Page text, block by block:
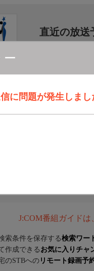
ー
に問題が発生しま
直近の放送
J:COM番組ガイドは
索条件を保存する検索ワー
作成できる お気に入りチャ
のSTBへの リモート録画予